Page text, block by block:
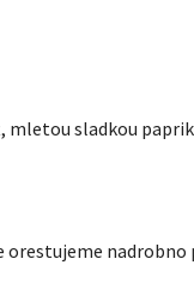
mletou sladkou
orestujeme nadrobno